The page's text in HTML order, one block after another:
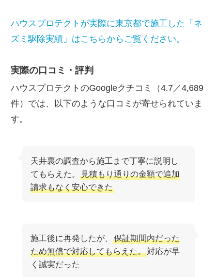
ハウスプロテクトが実際に東京都で施工した「ネ
ズミ駆除実績」はこちらからご覧ください。
実際の口コミ・評判
ハウスプロテクトのGoogleクチコミ（4.7／4,689
件）では、以下のような口コミが寄せられていま
す。
天井裏の調査から施工まで丁寧に説明し
てもらえた。見積もり通りの金額で追加
請求もなく安心できた
施工後に再発したが、保証期間内だった
ため無償で対応してもらえた。対応が早
く誠実だった